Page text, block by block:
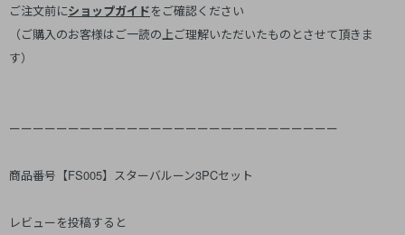
ご注文前にショップガイドをご確認ください
（ご購入のお客様はご一読の上ご理解いただいたものとさせて頂きま
す）
ーーーーーーーーーーーーーーーーーーーーーーーーーーーー
商品番号【FS005】スターバルーン3PCセット
レビューを投稿すると